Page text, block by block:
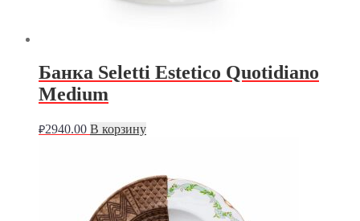
Банка Seletti Estetico Quotidiano
Medium
₽2940.00 В корзину